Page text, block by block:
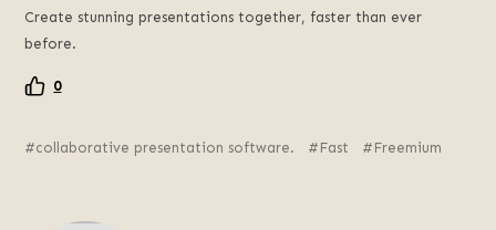
Create stunning presentations together, faster than ever
before.
0
collaborative presentation software. Fast Freemium